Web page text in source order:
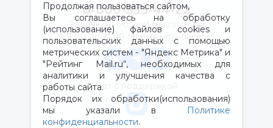
Продолжая пользоваться сайтом,
Вы соглашаетесь на обработку
(использование) файлов cookies и
пользовательских данных с помощью
метрических систем - "Яндекс Метрика" и
"Рейтинг Mail.ru“, необходимых для
аналитики и улучшения качества с
работы сайта.
Порядок их обработки(использования)
мы указали в
Политике
конфиденциальности.
8-800-333-44-22
Звонок по России бесплатный
с 9:00 до 21:00 (время московское)
Чат с поддержкой